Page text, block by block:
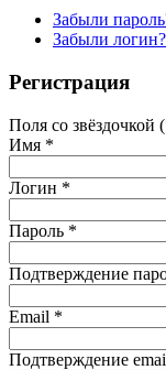
Забыли
Забыли логин?
Регистрация
Поля со звёздочкой
Имя *
Логин *
Пароль *
Подтверждение
Email *
Подтверждение